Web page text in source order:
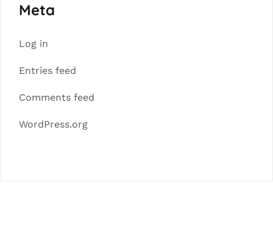
Meta
Log in
Entries feed
Comments feed
WordPress.org